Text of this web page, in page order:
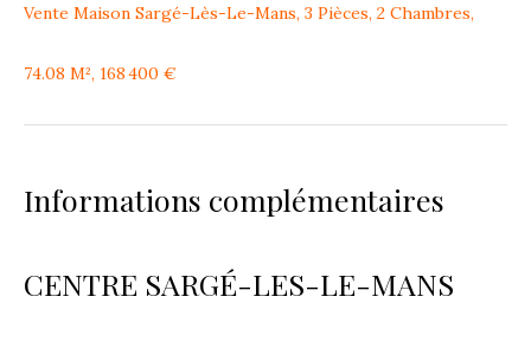
Vente Maison Sargé-Lès-Le-Mans, 3 Pièces, 2 Chambres,
74.08 M², 168 400 €
Informations complémentaires
CENTRE SARGÉ-LES-LE-MANS